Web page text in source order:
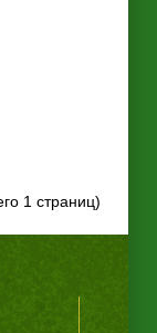
1 страниц)